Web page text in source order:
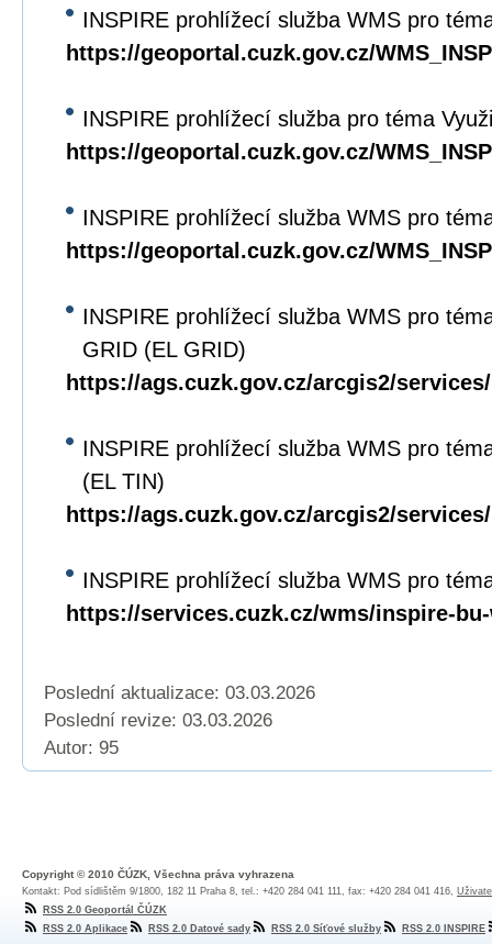
INSPIRE prohlížecí služba WMS pro
https://geoportal.cuzk.gov.cz/
INSPIRE prohlížecí služba pro téma
https://geoportal.cuzk.gov.cz/
INSPIRE prohlížecí služba WMS pro
https://geoportal.cuzk.gov.cz/
INSPIRE prohlížecí služba WMS pro
GRID (EL GRID)
https://ags.cuzk.gov.cz/arcgis2/
INSPIRE prohlížecí služba WMS pro
(EL TIN)
https://ags.cuzk.gov.cz/arcgis2/
INSPIRE prohlížecí služba WMS pro
https://services.cuzk.cz/wms/inspire-
Poslední aktualizace: 03.03.2026
Poslední revize: 03.03.2026
Autor: 95
Copyright © 2010 ČÚZK, Všechna práva vyhrazena
Kontakt: Pod sídlištěm 9/1800, 182 11 Praha 8, tel.: +420 284 041 111, fax: +420 284 041 416,
RSS 2.0 Geoportál ČÚZK
RSS 2.0 Aplikace
RSS 2.0 Datové sady RSS 2.0 Síťové služby RSS 2.0 INSPIRE